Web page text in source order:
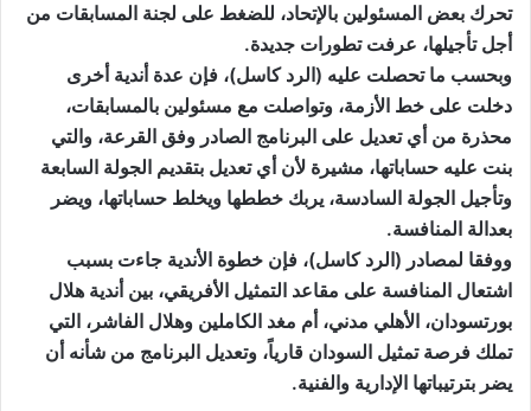
تحرك بعض المسئولين بالإتحاد، للضغط على لجنة المسابقات من
أجل تأجيلها، عرفت تطورات جديدة.
وبحسب ما تحصلت عليه (الرد كاسل)، فإن عدة أندية أخرى
دخلت على خط الأزمة، وتواصلت مع مسئولين بالمسابقات،
محذرة من أي تعديل على البرنامج الصادر وفق القرعة، والتي
بنت عليه حساباتها، مشيرة لأن أي تعديل بتقديم الجولة السابعة
وتأجيل الجولة السادسة، يربك خططها ويخلط حساباتها، ويضر
بعدالة المنافسة.
ووفقا لمصادر (الرد كاسل)، فإن خطوة الأندية جاءت بسبب
اشتعال المنافسة على مقاعد التمثيل الأفريقي، بين أندية هلال
بورتسودان، الأهلي مدني، أم مغد الكاملين وهلال الفاشر، التي
تملك فرصة تمثيل السودان قارياً، وتعديل البرنامج من شأنه أن
يضر بترتيباتها الإدارية والفنية.